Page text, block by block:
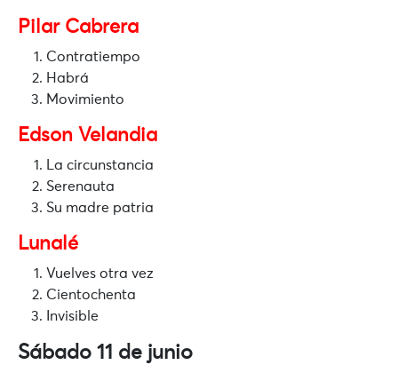
Pilar Cabrera
Contratiempo
Habrá
Movimiento
Edson Velandia
La circunstancia
Serenauta
Su madre patria
Lunalé
Vuelves otra vez
Cientochenta
Invisible
Sábado 11 de junio